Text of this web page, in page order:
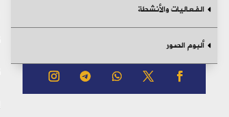
الفعاليات والأنشطة
ألبوم الصور